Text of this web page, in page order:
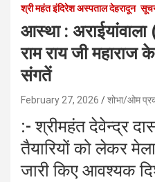
श्री महंत इंदिरेश अस्पताल देहरादून
आस्था : अराईयांवाला
राम राय जी महाराज
संगतें
February 27, 2026 शोभा/ओम
:- श्रीमहंत देवेन्द्र
तैयारियों को लेकर
जारी किए आवश्यक